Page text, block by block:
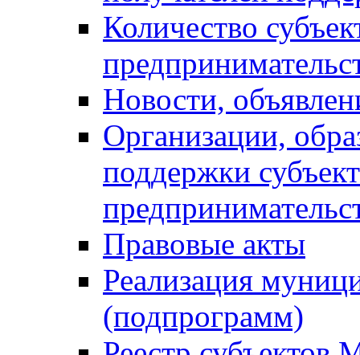
Количество
Новости,
Организации,
поддержки
Правовые акты
Реализация
(подпрограмм)